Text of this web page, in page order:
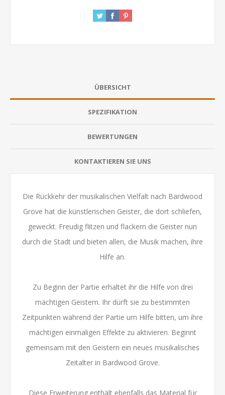
ÜBERSICHT
SPEZIFIKATION
BEWERTUNGEN
KONTAKTIEREN SIE UNS
Die Rückkehr der musikalischen Vielfalt nach Bardwood
Grove hat die künstlerischen Geister, die dort schliefen,
geweckt. Freudig flitzen und flackern die Geister nun
durch die Stadt und bieten allen, die Musik machen, ihre
Hilfe an.
Zu Beginn der Partie erhaltet ihr die Hilfe von drei
mächtigen Geistern. Ihr dürft sie zu bestimmten
Zeitpunkten während der Partie um Hilfe bitten, um ihre
mächtigen einmaligen Effekte zu aktivieren. Beginnt
gemeinsam mit den Geistern ein neues musikalisches
Zeitalter in Bardwood Grove.
Diese Erweiterung enthält ebenfalls das Material für